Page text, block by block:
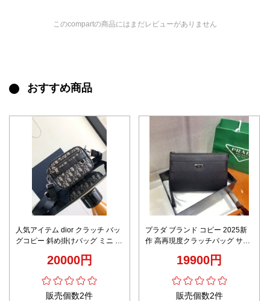
このcompartの商品にはまだレビューがありません
おすすめ商品
人気アイテム dior クラッチ バッ
グコピー 斜め掛けバッグ ミニ 花
2ESWS011YKY_H03Eメンズ ブ
20000円
販売個数2件
プラダ ブランド コピー 2025新
作 高再現度クラッチバッグ サフ
高級感仕上げ 選ばれる理由あり
19900円
販売個数2件